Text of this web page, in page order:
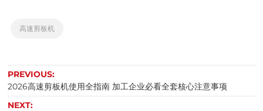
高速剪板机
PREVIOUS:
2026高速剪板机使用全指南 加工企业必看全套核心注意事项
NEXT: